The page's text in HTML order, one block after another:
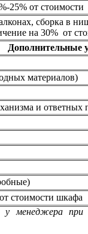
25% от стоимости
сборка в
на 30% от
Дополнительные
материалов)
и ответных
стоимости шкафа
у менеджера при